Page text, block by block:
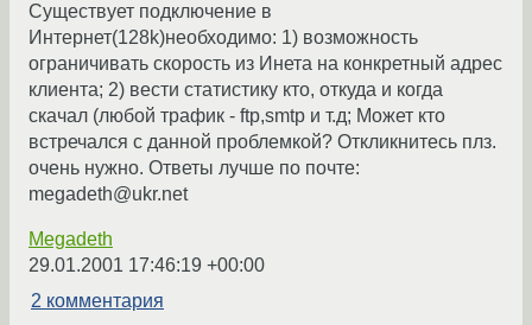
Существует подключение в
Интернет(128k)необходимо: 1) возможность
ограничивать скорость из Инета на конкретный адрес
клиента; 2) вести статистику кто, откуда и когда
скачал (любой трафик - ftp,smtp и т.д; Может кто
встречался с данной проблемкой? Откликнитесь плз.
очень нужно. Ответы лучше по почте:
megadeth@ukr.net
Megadeth
29.01.2001 17:46:19 +00:00
2 комментария